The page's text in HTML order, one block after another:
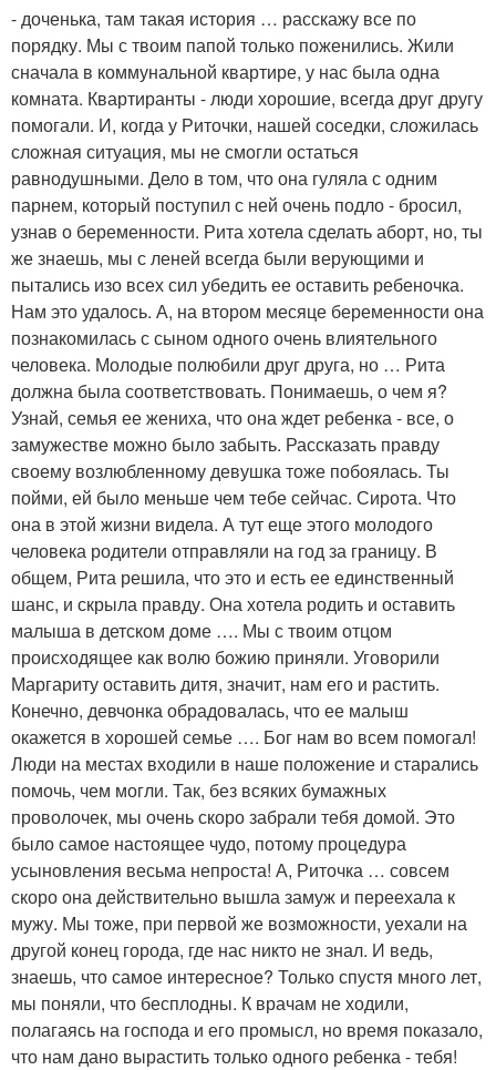
- доченька, там такая история … расскажу все по
порядку. Мы с твоим папой только поженились. Жили
сначала в коммунальной квартире, у нас была одна
комната. Квартиранты - люди хорошие, всегда друг другу
помогали. И, когда у Риточки, нашей соседки, сложилась
сложная ситуация, мы не смогли остаться
равнодушными. Дело в том, что она гуляла с одним
парнем, который поступил с ней очень подло - бросил,
узнав о беременности. Рита хотела сделать аборт, но, ты
же знаешь, мы с леней всегда были верующими и
пытались изо всех сил убедить ее оставить ребеночка.
Нам это удалось. А, на втором месяце беременности она
познакомилась с сыном одного очень влиятельного
человека. Молодые полюбили друг друга, но … Рита
должна была соответствовать. Понимаешь, о чем я?
Узнай, семья ее жениха, что она ждет ребенка - все, о
замужестве можно было забыть. Рассказать правду
своему возлюбленному девушка тоже побоялась. Ты
пойми, ей было меньше чем тебе сейчас. Сирота. Что
она в этой жизни видела. А тут еще этого молодого
человека родители отправляли на год за границу. В
общем, Рита решила, что это и есть ее единственный
шанс, и скрыла правду. Она хотела родить и оставить
малыша в детском доме …. Мы с твоим отцом
происходящее как волю божию приняли. Уговорили
Маргариту оставить дитя, значит, нам его и растить.
Конечно, девчонка обрадовалась, что ее малыш
окажется в хорошей семье …. Бог нам во всем помогал!
Люди на местах входили в наше положение и старались
помочь, чем могли. Так, без всяких бумажных
проволочек, мы очень скоро забрали тебя домой. Это
было самое настоящее чудо, потому процедура
усыновления весьма непроста! А, Риточка … совсем
скоро она действительно вышла замуж и переехала к
мужу. Мы тоже, при первой же возможности, уехали на
другой конец города, где нас никто не знал. И ведь,
знаешь, что самое интересное? Только спустя много лет,
мы поняли, что бесплодны. К врачам не ходили,
полагаясь на господа и его промысл, но время показало,
что нам дано вырастить только одного ребенка - тебя!